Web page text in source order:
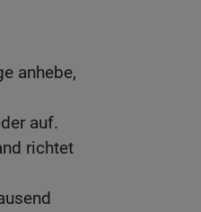
anhebe,
auf.
richtet